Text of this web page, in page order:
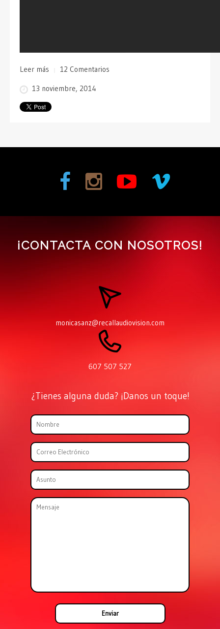
Leer más 12 Comentarios
13 noviembre, 2014
¡CONTACTA CON NOSOTROS!
monicasanz@recallaudiovision.com
607 507 527
¿Tienes alguna duda? ¡Danos un toque!